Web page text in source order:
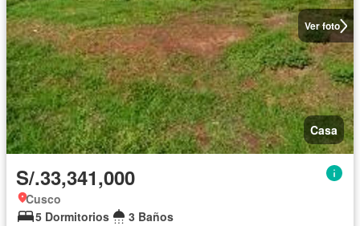
Ver foto
Casa
S/.33,341,000
Cusco
5 Dormitorios
3 Baños